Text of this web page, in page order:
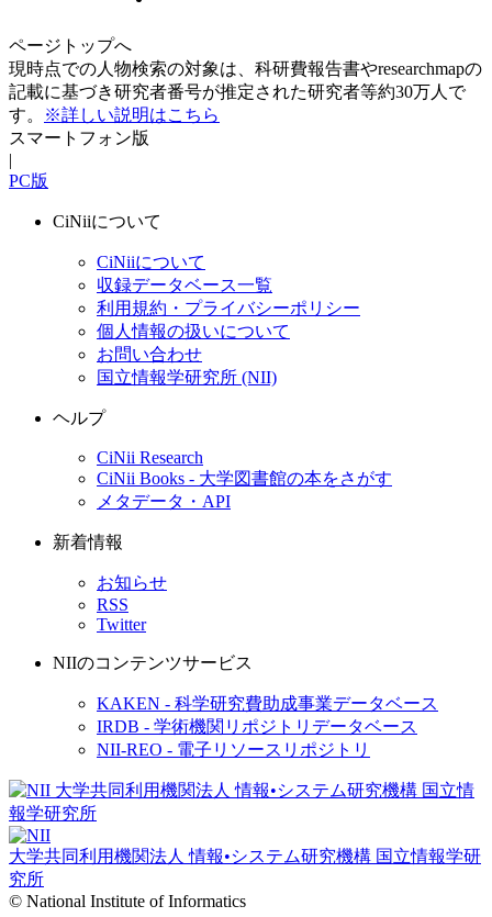
ページトップへ
現時点での人物検索の対象は、科研費報告書やresearchmapの
記載に基づき研究者番号が推定された研究者等約30万人で
す。
※詳しい説明はこちら
スマートフォン版
|
PC版
CiNiiについて
CiNiiについて
収録データベース一覧
利用規約・プライバシーポリシー
個人情報の扱いについて
お問い合わせ
国立情報学研究所 (NII)
ヘルプ
CiNii Research
CiNii Books - 大学図書館の本をさがす
メタデータ・API
新着情報
お知らせ
RSS
Twitter
NIIのコンテンツサービス
KAKEN - 科学研究費助成事業データベース
IRDB - 学術機関リポジトリデータベース
NII-REO - 電子リソースリポジトリ
大学共同利用機関法人 情報•システム研究機構 国立情報学研
究所
© National Institute of Informatics